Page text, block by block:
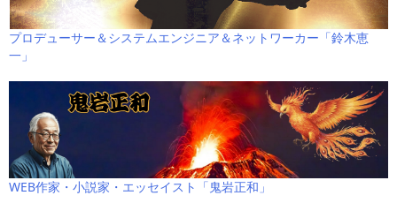
プロデューサー＆システムエンジニア＆ネットワーカー「鈴木恵
一」
WEB作家・小説家・エッセイスト「鬼岩正和」